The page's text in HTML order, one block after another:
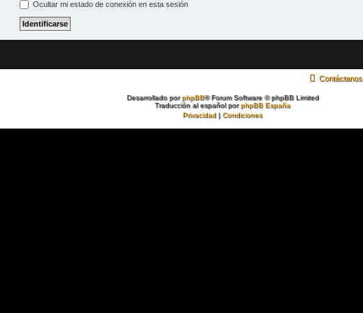
Ocultar mi estado de conexión en esta sesión
Contáctanos
Desarrollado porphpBB® Forum Software © phpBB Limited
Traducción al español porphpBB España
Privacidad | Condiciones